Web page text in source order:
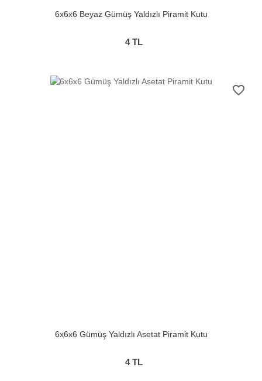
6x6x6 Beyaz Gümüş Yaldızlı Piramit Kutu
4TL
favorite_border
6x6x6 Gümüş Yaldızlı Asetat Piramit Kutu
4TL